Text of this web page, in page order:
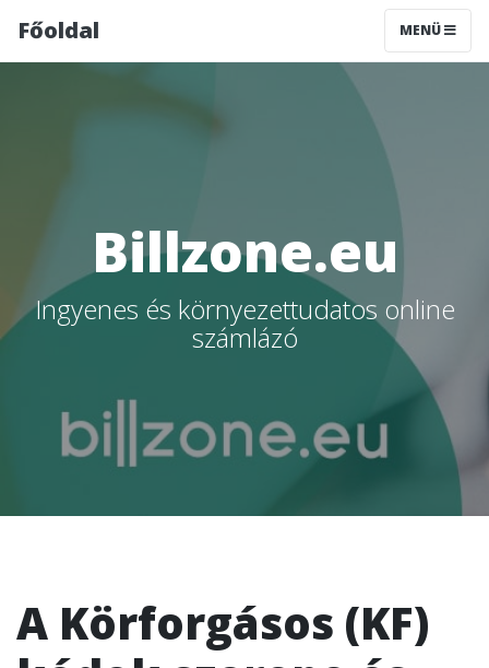
Főoldal MENÜ
Billzone.eu
Ingyenes és környezettudatos online
számlázó
A Körforgásos (KF)